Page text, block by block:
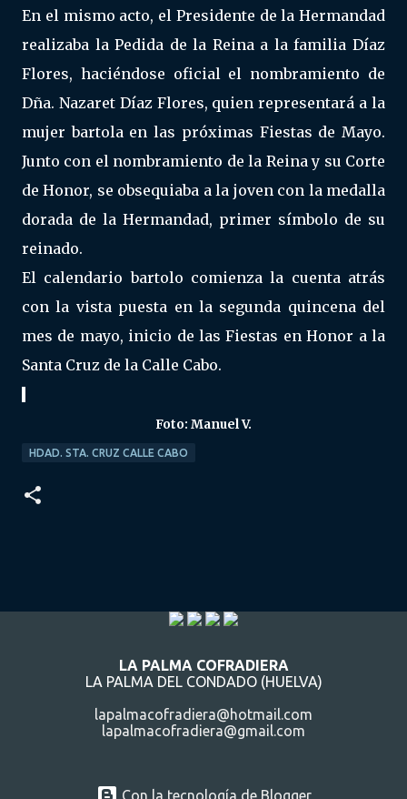
En el mismo acto, el Presidente de la Hermandad
realizaba la Pedida de la Reina a la familia Díaz
Flores, haciéndose oficial el nombramiento de
Dña. Nazaret Díaz Flores, quien representará a la
mujer bartola en las próximas Fiestas de Mayo.
Junto con el nombramiento de la Reina y su Corte
de Honor, se obsequiaba a la joven con la medalla
dorada de la Hermandad, primer símbolo de su
reinado.
El calendario bartolo comienza la cuenta atrás
con la vista puesta en la segunda quincena del
mes de mayo, inicio de las Fiestas en Honor a la
Santa Cruz de la Calle Cabo.
Foto: Manuel V.
HDAD. STA. CRUZ CALLE CABO
LA PALMA COFRADIERA
LA PALMA DEL CONDADO (HUELVA)
lapalmacofradiera@hotmail.com
lapalmacofradiera@gmail.com
Con la tecnología de Blogger